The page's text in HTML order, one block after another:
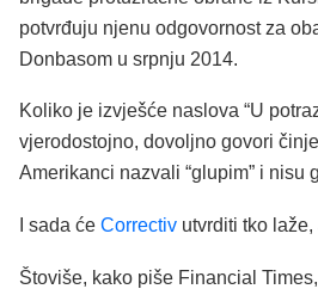
potvrđuju njenu odgovornost za
Donbasom u srpnju 2014.
Koliko je izvješće naslova “U
vjerodostojno, dovoljno govori
Amerikanci nazvali “glupim” i nisu
I sada će Correctiv utvrditi tko
Štoviše, kako piše Financial